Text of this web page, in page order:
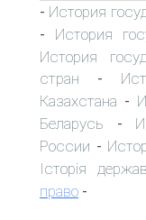
- История
- История
История
стран -
Казахстана -
Беларусь -
России -
Історія
право -